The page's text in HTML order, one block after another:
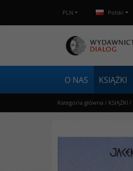
PLN Polski
O NAS KSIĄŻKI
Kategoria główna / KSIĄŻKI /